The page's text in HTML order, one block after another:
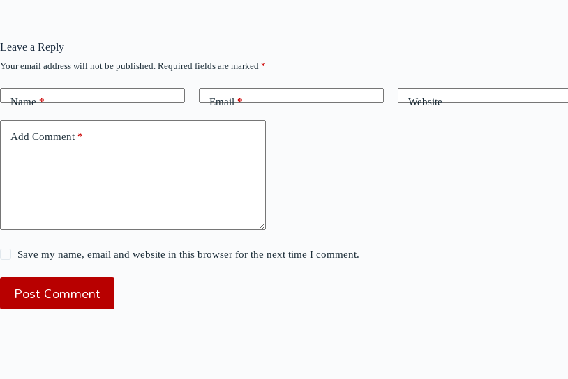
Leave a Reply
Your email address will not be published. Required fields are marked *
Name* Email* Website
Add Comment *
Save my name, email and website in this browser for the next time I comment.
Post Comment